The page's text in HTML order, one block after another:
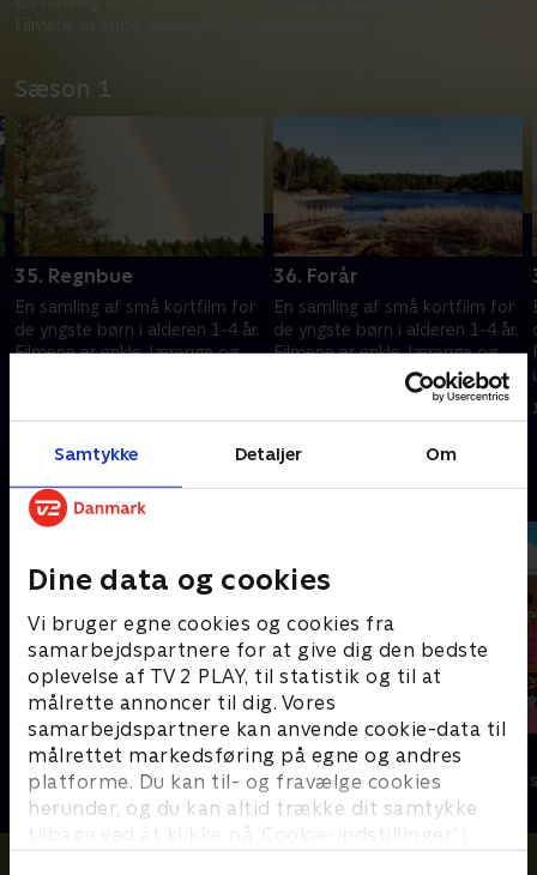
Samtykke Detaljer Om
Dine data og cookies
Vi bruger egne cookies og cookies fra
samarbejdspartnere for at give dig den bedste
oplevelse af TV 2 PLAY, til statistik og til at
målrette annoncer til dig. Vores
samarbejdspartnere kan anvende cookie-data til
målrettet markedsføring på egne og andres
platforme. Du kan til- og fravælge cookies
herunder, og du kan altid trække dit samtykke
tilbage ved at klikke på ’Cookie-indstillinger’ i
Filmene er enkle, lærerige og underholdende
Sæson 1
35. Regnbue
En samling af små kortfilm for
de yngste børn i alderen 1-4 år.
Filmene er enkle, lærerige og
36. Forår
En samling af små kortfilm for
de yngste børn i alderen 1-4 år.
Filmene er enkle, lærerige og
14. februar 2024 • 1 min
Andre så også
H.C. Andersens eventyr
Børneserier • 2 sæsoner
Mouk
Børneserier • 1